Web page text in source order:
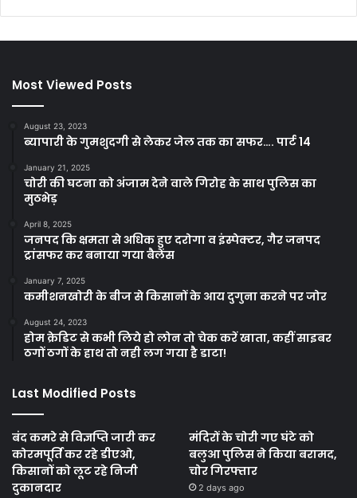
Most Viewed Posts
August 23, 2023
ब्यापारी के गुमशुदगी से लेकर जेल तक का सफर…. पार्ट 14
January 21, 2025
चोरी की घटना को अंजाम देने वाले गिरोह के साथ पुलिस का
मुठभेड़
April 8, 2025
जनपद कि क्षमता से अधिक हुए दरोगा व इंस्पेक्टर, गैर जनपद
ट्रांसफर कर बनाया गया बैलेंस
January 7, 2025
कमीशनखोरी के बीज से किसानों के आय दुगुना करने पर जोर
August 24, 2023
होम क्रेडिट से कभी लिये हो लोन तो चेक करें खाता, कहीं साइबर
ठगों ठगों के हाथ तो नही लग गया है डाटा!
Last Modified Posts
बंद कमरे से विज्ञप्ति जारी कर
कोरमपूर्ति कर रहे डीएओ,
किसानों को लूट रहे निजी
दुकानदार
मंदिरों के चोरी गए घंटे को
बलुआ पुलिस ने किया बरामद,
चोर गिरफ्तार
2 days ago